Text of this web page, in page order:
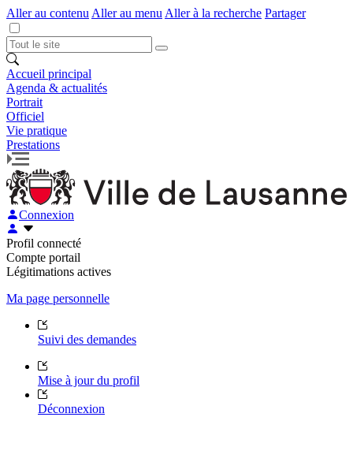
Aller au contenu Aller au menu Aller à la recherche Partager
Accueil principal
Agenda & actualités
Portrait
Officiel
Vie pratique
Prestations
Connexion
Profil connecté
Compte portail
Légitimations actives
Ma page personnelle
Suivi des demandes
Mise à jour du profil
Déconnexion